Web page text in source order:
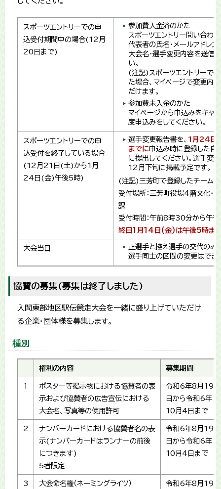
スポーツエントリーでの申
込受付期間中の場合(12月
20日まで)
参加費入金済のかた
スポーツエントリー問い合わせ
代表者の氏名・メールアドレス
大会名・選手変更内容を送信
い。
(注記)スポーツエントリーで
た場合、マイページで変更内
だけます。
参加費未入金のかた
マイページから申込みをキャン
度申込みをしてください。
スポーツエントリーでの申
込受付を終了している場合
(12月21日(土)から1月
24日(金)午後5時)
選手変更報告書を、 1月24日
までに申込み時に登録した自
に提出してください。選手変
12月下旬に掲載予定です。
(注記)三芳町で登録したチーム
受付場所：三芳町役場4階文化・
課
受付時間：午前8時30分から午
終日1月14日(金)は午後5時ま
大会当日
正選手と控え選手の交代のみ
選手同士の区間の変更はでき
協賛の募集(募集は終了しました)
入間東部地区駅伝競走大会を一緒に盛り上げていただけ
る企業・団体様を募集します。
種別
権利の内容 募集期間
1
ポスター等掲示物における協賛者の表
示および協賛者の広告宣伝における
大会名、写真等の使用許可
令和6年8月19
日から令和6年
10月4日まで
2
ナンバーカードにおける協賛者名の表
示(ナンバーカードはランナーの前後
につきます)
5者限定
令和6年8月19
日から令和6年
10月4日まで
3
大会命名権（ネーミングライツ）
令和6年8月19